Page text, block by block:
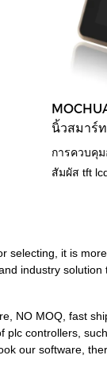
สัมผัส tft
คุณสมบัติข
ของเรา
มอเตอร์แ
มาตรฐาน
การทดสอ
สินค้าถูกท
การออกแ
นิ้วสมาร์
การควบคุ
สัมผัส tft
โปรแกรมไ
มาตรฐาน
และเป็นอิส
selecting, it is
industry
NO MOQ, fast
controllers,
our software,